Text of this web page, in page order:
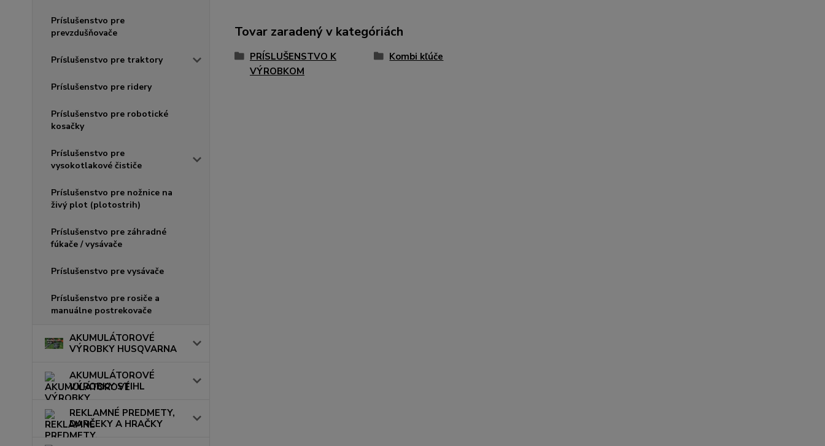
Príslušenstvo pre
prevzdušňovače
Príslušenstvo pre traktory
Príslušenstvo pre ridery
Príslušenstvo pre robotické
kosačky
Príslušenstvo pre
vysokotlakové čističe
Príslušenstvo pre nožnice na
živý plot (plotostrih)
Príslušenstvo pre záhradné
fúkače / vysávače
Príslušenstvo pre vysávače
Príslušenstvo pre rosiče a
manuálne postrekovače
AKUMULÁTOROVÉ
VÝROBKY HUSQVARNA
AKUMULÁTOROVÉ
VÝROBKY STIHL
REKLAMNÉ PREDMETY,
DARČEKY A HRAČKY
Tovar zaradený v kategóriách
PRÍSLUŠENSTVO K
VÝROBKOM
Kombi kľúče